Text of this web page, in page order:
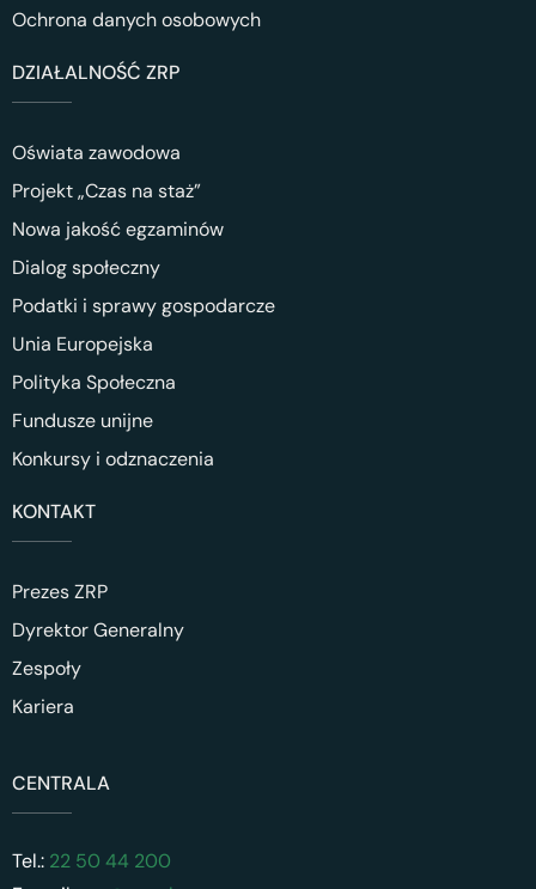
Ochrona danych osobowych
DZIAŁALNOŚĆ ZRP
Oświata zawodowa
Projekt „Czas na staż”
Nowa jakość egzaminów
Dialog społeczny
Podatki i sprawy gospodarcze
Unia Europejska
Polityka Społeczna
Fundusze unijne
Konkursy i odznaczenia
KONTAKT
Prezes ZRP
Dyrektor Generalny
Zespoły
Kariera
CENTRALA
Tel.: 22 50 44 200